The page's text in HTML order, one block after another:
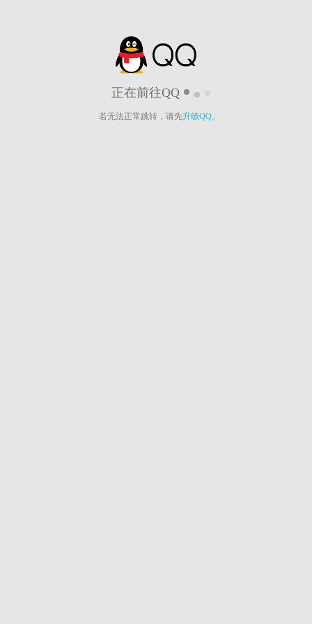
正在前往QQ
若无法正常跳转，请先升级QQ。